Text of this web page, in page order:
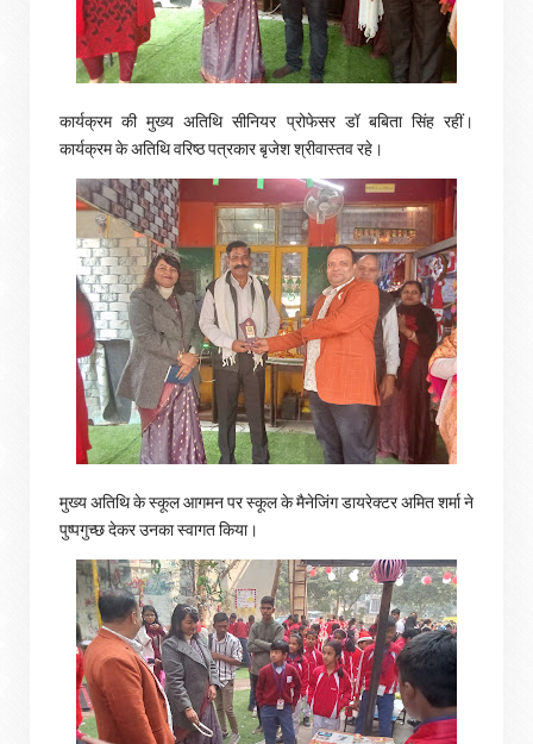
कार्यक्रम की मुख्य अतिथि सीनियर प्रोफेसर डॉ बबिता सिंह रहीं।
कार्यक्रम के अतिथि वरिष्ठ पत्रकार बृजेश श्रीवास्तव रहे।
मुख्य अतिथि के स्कूल आगमन पर स्कूल के मैनेजिंग डायरेक्टर अमित शर्मा ने
पुष्पगुच्छ देकर उनका स्वागत किया।